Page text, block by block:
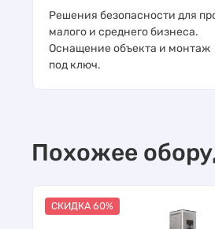
Решения безопасности для
малого и среднего бизнеса.
Оснащение объекта и монтаж
под ключ.
Похожее
СКИДКА 60%